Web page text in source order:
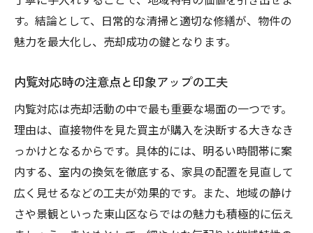
す。結論として、日常的な清掃と適切な修繕が、物件の
魅力を最大化し、売却成功の鍵となります。
内覧対応時の注意点と印象アップの工夫
内覧対応は売却活動の中で最も重要な場面の一つです。
理由は、直接物件を見た買主が購入を決断する大きなき
っかけとなるからです。具体的には、明るい時間帯に案
内する、室内の換気を徹底する、家具の配置を見直して
広く見せるなどの工夫が効果的です。また、地域の静け
さや景観といった東山区ならではの魅力も積極的に伝え